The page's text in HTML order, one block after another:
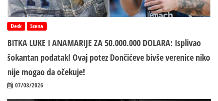
Desk Scena
BITKA LUKE I ANAMARIJE ZA 50.000.000 DOLARA: Isplivao
šokantan podatak! Ovaj potez Dončićeve bivše verenice niko
nije mogao da očekuje!
07/08/2026